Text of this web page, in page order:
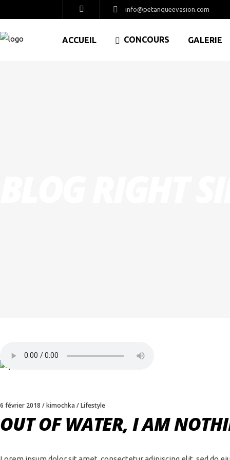
info@petanqueevasion.com
ACCUEIL CONCOURS GALERIE
6 février 2018 kimochka Lifestyle
OUT OF WATER, I AM